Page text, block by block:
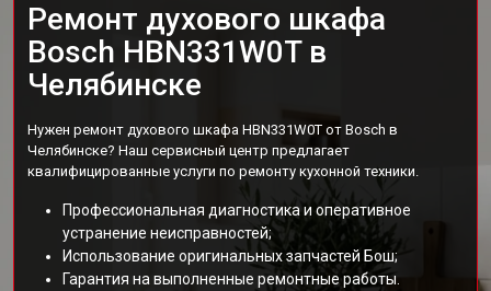
Ремонт духового шкафа
Bosch HBN331W0T в
Челябинске
Нужен ремонт духового шкафа HBN331W0T от Bosch в
Челябинске? Наш сервисный центр предлагает
квалифицированные услуги по ремонту кухонной техники.
Профессиональная диагностика и оперативное
устранение неисправностей;
Использование оригинальных запчастей Бош;
Гарантия на выполненные ремонтные работы.